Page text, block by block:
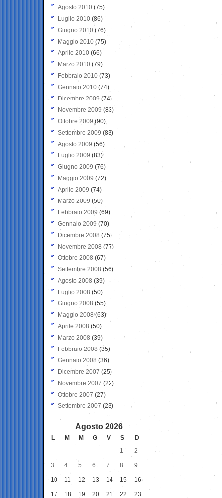
Agosto 2010 (75)
Luglio 2010 (86)
Giugno 2010 (76)
Maggio 2010 (75)
Aprile 2010 (66)
Marzo 2010 (79)
Febbraio 2010 (73)
Gennaio 2010 (74)
Dicembre 2009 (74)
Novembre 2009 (83)
Ottobre 2009 (90)
Settembre 2009 (83)
Agosto 2009 (56)
Luglio 2009 (83)
Giugno 2009 (76)
Maggio 2009 (72)
Aprile 2009 (74)
Marzo 2009 (50)
Febbraio 2009 (69)
Gennaio 2009 (70)
Dicembre 2008 (75)
Novembre 2008 (77)
Ottobre 2008 (67)
Settembre 2008 (56)
Agosto 2008 (39)
Luglio 2008 (50)
Giugno 2008 (55)
Maggio 2008(63)
Aprile 2008 (50)
Marzo 2008 (39)
Febbraio 2008 (35)
Gennaio 2008 (36)
Dicembre 2007 (25)
Novembre 2007 (22)
Ottobre 2007 (27)
Settembre 2007 (23)
Agosto 2026
L M M G V S
D
1
2
3 4 5 6 7 8 9
10 11 12 13 14 15 16
17 18 19 20 21 22 23